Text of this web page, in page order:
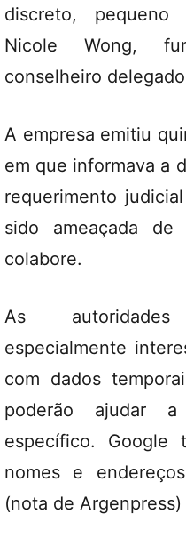
discreto, pequeno
Nicole Wong,
conselheiro
A empresa emitiu
em que informava a
requerimento
sido ameaçada
colabore.
As
especialmente
com dados
poderão ajudar
específico. Google
nomes e
(nota de Argenpress)